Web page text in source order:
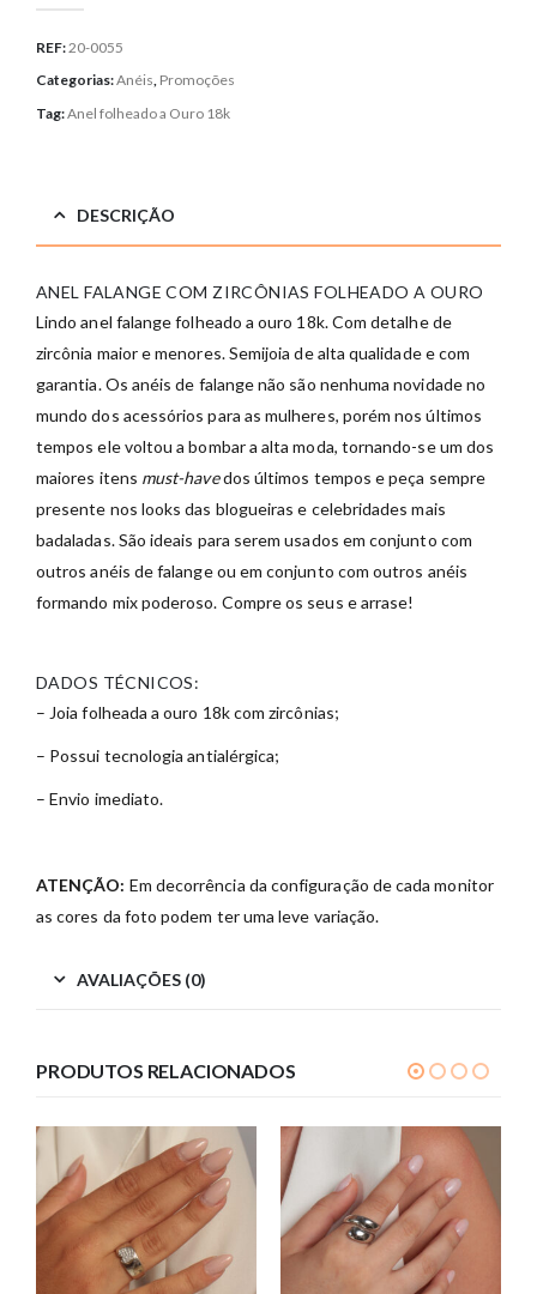
REF:20-0055
Categorias:Anéis, Promoções
Tag:Anel folheado a Ouro 18k
DESCRIÇÃO
ANEL FALANGE COM ZIRCÔNIAS FOLHEADO A OURO
Lindo anel falange folheado a ouro 18k. Com detalhe de
zircônia maior e menores. Semijoia de alta qualidade e com
garantia. Os anéis de falange não são nenhuma novidade no
mundo dos acessórios para as mulheres, porém nos últimos
tempos ele voltou a bombar a alta moda, tornando-se um dos
maiores itens must-havedos últimos tempos e peça sempre
presente nos looks das blogueiras e celebridades mais
badaladas. São ideais para serem usados em conjunto com
outros anéis de falange ou em conjunto com outros anéis
formando mix poderoso. Compre os seus e arrase!
DADOS TÉCNICOS:
– Joia folheada a ouro 18k com zircônias;
– Possui tecnologia antialérgica;
– Envio imediato.
ATENÇÃO: Em decorrência da configuração de cada monitor
as cores da foto podem ter uma leve variação.
AVALIAÇÕES (0)
PRODUTOS RELACIONADOS